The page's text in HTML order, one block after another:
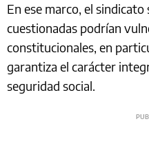
En ese marco, el
cuestionadas podrían
constitucionales, en
garantiza el carácter
seguridad social.